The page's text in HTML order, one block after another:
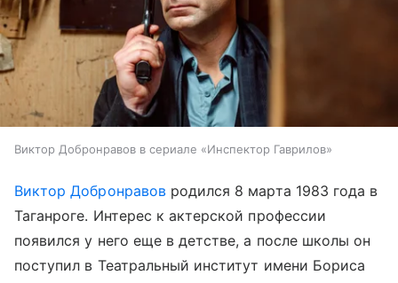
Виктор Добронравов в сериале «Инспектор Гаврилов»
Виктор Добронравовродился 8 марта 1983 года в
Таганроге. Интерес к актерской профессии
появился у него еще в детстве, а после школы он
поступил в Театральный институт имени Бориса